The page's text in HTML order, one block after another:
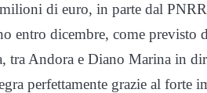
di euro, in parte dal
entro dicembre, come
tra Andora e Diano Marina in
perfettamente grazie al forte